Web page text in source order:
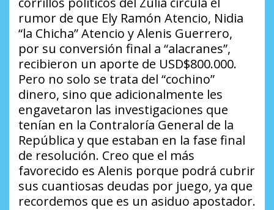
rumor de que Ely Ramón Atencio, Nidia
“la Chicha” Atencio y Alenis Guerrero,
por su conversión final a “alacranes”,
recibieron un aporte de USD$800.000.
Pero no solo se trata del “cochino”
dinero, sino que adicionalmente les
engavetaron las investigaciones que
tenían en la Contraloría General de la
República y que estaban en la fase final
de resolución. Creo que el más
favorecido es Alenis porque podrá cubrir
sus cuantiosas deudas por juego, ya que
recordemos que es un asiduo apostador.